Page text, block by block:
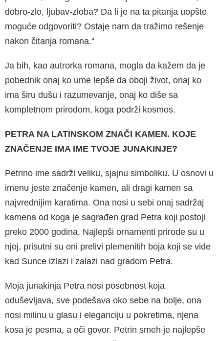
dobro-zlo, ljubav-zloba? Da li je na ta pi­tanja uopšte
moguće odgovoriti? Ostaje nam da tražimo rešenje
nakon čitanja romana.“
Ja bih, kao autrorka romana, mogla da kažem da je
pobednik onaj ko ume lepše da oboji život, onaj ko
ima širu dušu i razumevanje, onaj ko diše sa
kompletnom prirodom, koga podrži kosmos.
PETRA NA LATINSKOM ZNAČI KAMEN. KOJE
ZNAČENJE IMA IME TVOJE JUNAKINJE?
Petrino ime sadrži veliku, sjajnu simboliku. U os­novi u
imenu jeste značenje kamen, ali dragi ka­men sa
najvrednijim karatima. Ona nosi u sebi onaj sadržaj
kamena od koga je sagrađen grad Petra koji postoji
preko 2000 godina. Najlepši or­namenti prirode su u
njoj, prisutni su oni prelivi plemenitih boja koji se vide
kad Sunce izlazi i za­lazi nad gradom Petra.
Moja junakinja Petra nosi posebnost koja
oduševljava, sve podešava oko sebe na bolje, ona
nosi milinu u glasu i eleganciju u pokretima, njena
kosa je pesma, a oči govor. Petrin smeh je najlepše